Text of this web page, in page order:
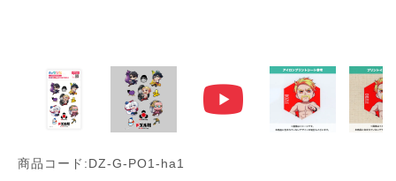
商品コード:DZ-G-PO1-ha1